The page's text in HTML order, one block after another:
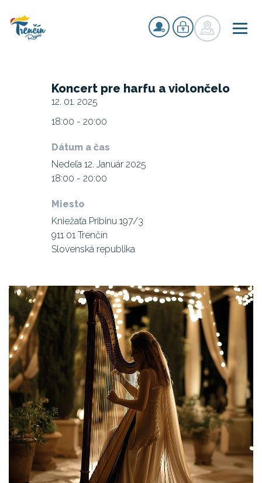
Koncert pre harfu a violončelo
12. 01. 2025
18:00 - 20:00
Dátum a čas
Nedeľa 12. Január 2025
18:00 - 20:00
Miesto
Kniežaťa Pribinu 197/3
911 01 Trenčín
Slovenská republika